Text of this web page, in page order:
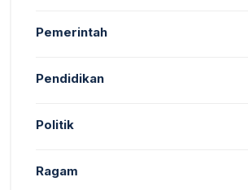
Pemerintah
Pendidikan
Politik
Ragam